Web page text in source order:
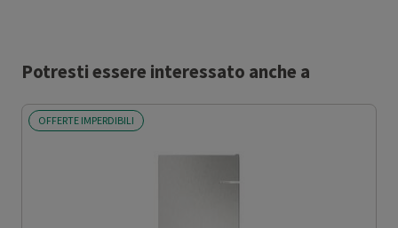
Potresti essere interessato anche a
OFFERTE IMPERDIBILI